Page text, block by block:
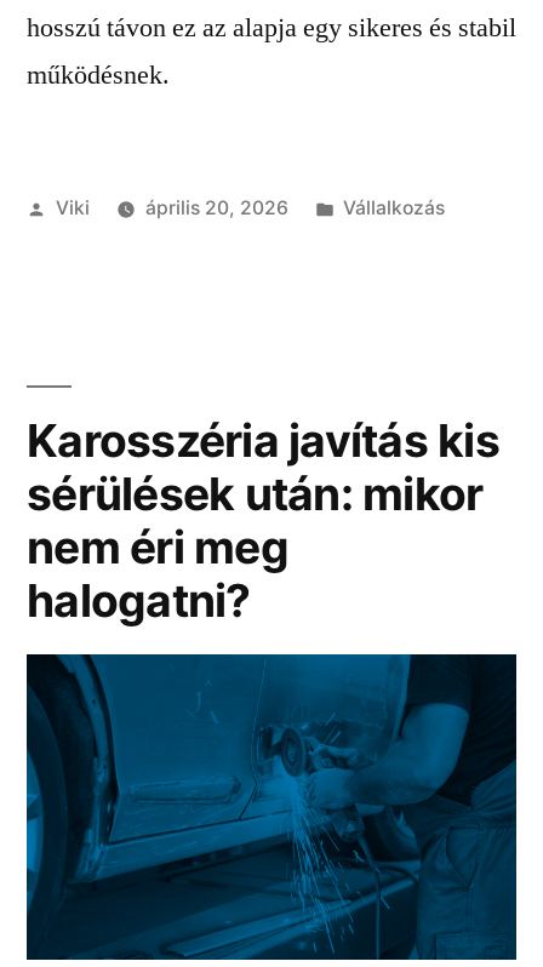
hosszú távon ez az alapja egy sikeres és stabil
működésnek.
Szerző:
Viki április 20, 2026 Kategória:
Vállalkozás
Karosszéria javítás kis
sérülések után: mikor
nem éri meg
halogatni?